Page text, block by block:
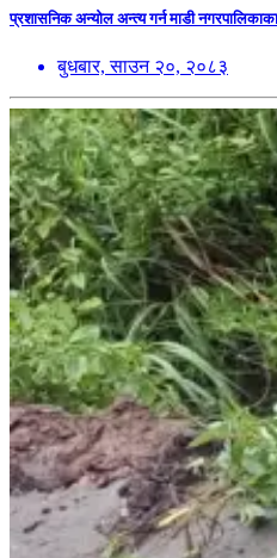
प्रशासनिक अन्योल अन्त्य गर्न माडी
बुधबार, साउन २०, २०८३